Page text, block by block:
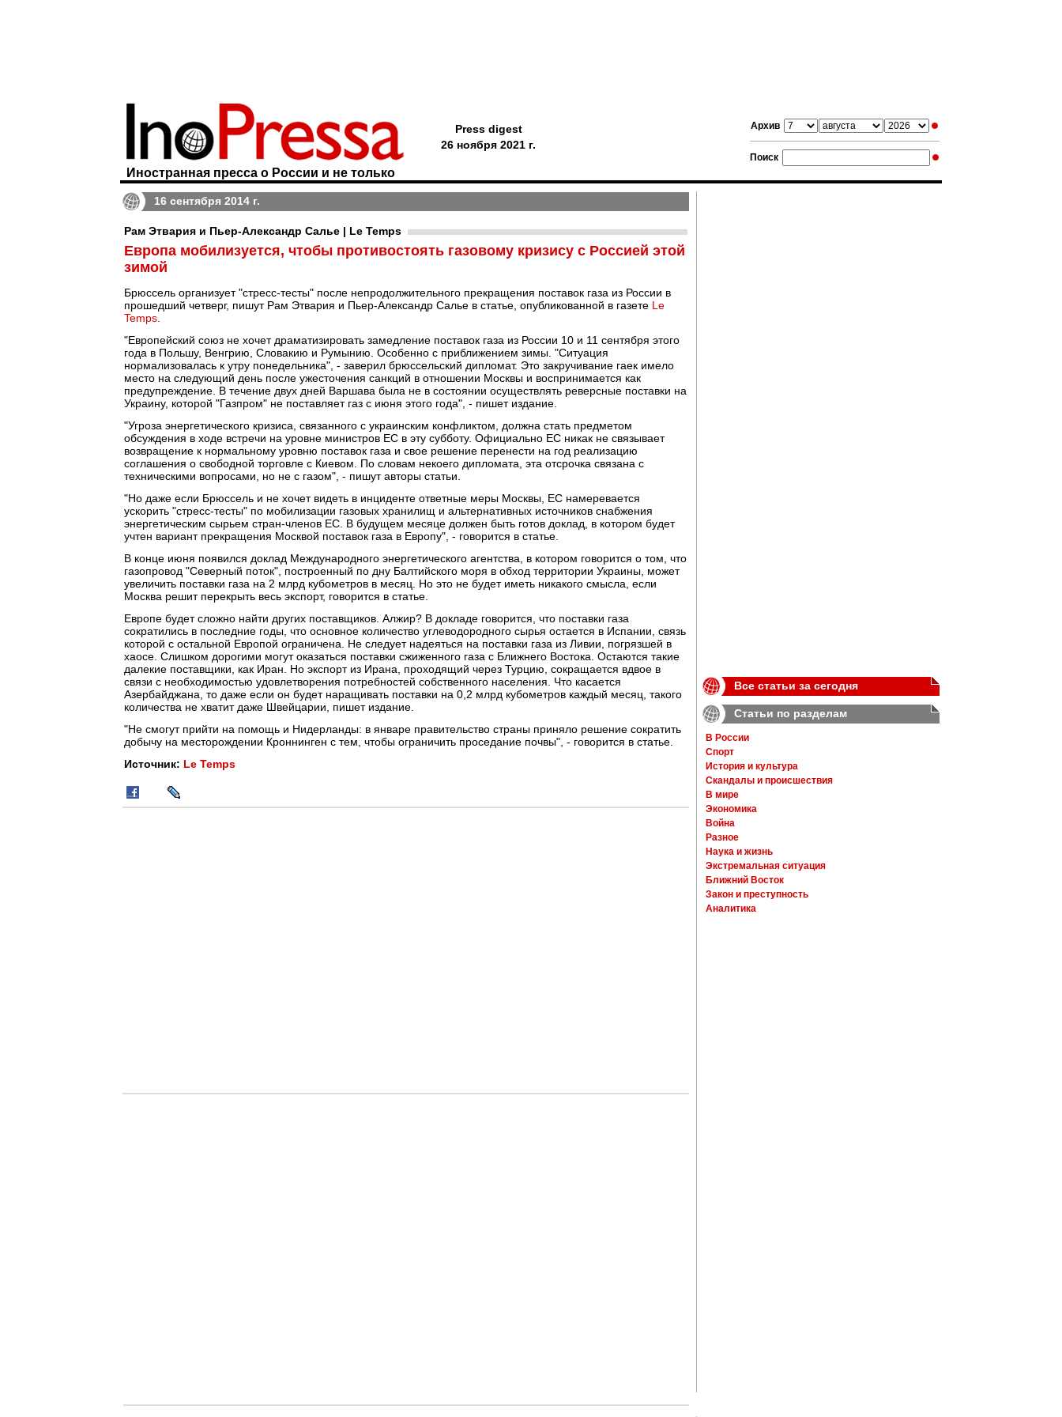
Архив
Поиск
Иностранная пресса о России и не только
Press digest
26 ноября 2021 г.
16 сентября 2014 г.
Рам Этвария и Пьер-Александр Салье | Le Temps
Европа мобилизуется, чтобы противостоять газовому кризису с Россией этой
зимой
Брюссель организует "стресс-тесты" после непродолжительного прекращения поставок газа из России в
прошедший четверг, пишут Рам Этвария и Пьер-Александр Салье в статье, опубликованной в газете Le
Temps
"Европейский союз не хочет драматизировать замедление поставок газа из России 10 и 11 сентября этого
года в Польшу, Венгрию, Словакию и Румынию. Особенно с приближением зимы. "Ситуация
нормализовалась к утру понедельника", - заверил брюссельский дипломат. Это закручивание гаек имело
место на следующий день после ужесточения санкций в отношении Москвы и воспринимается как
предупреждение. В течение двух дней Варшава была не в состоянии осуществлять реверсные поставки на
Украину, которой "Газпром" не поставляет газ с июня этого года", - пишет издание.
"Угроза энергетического кризиса, связанного с украинским конфликтом, должна стать предметом
обсуждения в ходе встречи на уровне министров ЕС в эту субботу. Официально ЕС никак не связывает
возвращение к нормальному уровню поставок газа и свое решение перенести на год реализацию
соглашения о свободной торговле с Киевом. По словам некоего дипломата, эта отсрочка связана с
техническими вопросами, но не с газом", - пишут авторы статьи.
"Но даже если Брюссель и не хочет видеть в инциденте ответные меры Москвы, ЕС намеревается
ускорить "стресс-тесты" по мобилизации газовых хранилищ и альтернативных источников снабжения
энергетическим сырьем стран-членов ЕС. В будущем месяце должен быть готов доклад, в котором будет
учтен вариант прекращения Москвой поставок газа в Европу", - говорится в статье.
В конце июня появился доклад Международного энергетического агентства, в котором говорится о том, что
газопровод "Северный поток", построенный по дну Балтийского моря в обход территории Украины, может
увеличить поставки газа на 2 млрд кубометров в месяц. Но это не будет иметь никакого смысла, если
Москва решит перекрыть весь экспорт, говорится в статье.
Европе будет сложно найти других поставщиков. Алжир? В докладе говорится, что поставки газа
сократились в последние годы, что основное количество углеводородного сырья остается в Испании, связь
которой с остальной Европой ограничена. Не следует надеяться на поставки газа из Ливии, погрязшей в
хаосе. Слишком дорогими могут оказаться поставки сжиженного газа с Ближнего Востока. Остаются такие
далекие поставщики, как Иран. Но экспорт из Ирана, проходящий через Турцию, сокращается вдвое в
связи с необходимостью удовлетворения потребностей собственного населения. Что касается
Азербайджана, то даже если он будет наращивать поставки на 0,2 млрд кубометров каждый месяц, такого
количества не хватит даже Швейцарии, пишет издание.
"Не смогут прийти на помощь и Нидерланды: в январе правительство страны приняло решение сократить
добычу на месторождении Кроннинген с тем, чтобы ограничить проседание почвы", - говорится в статье.
Источник: Le Temps
Все статьи за сегодня
Статьи по разделам
В России
Спорт
История и культура
Скандалы и происшествия
В мире
Экономика
Война
Разное
Наука и жизнь
Экстремальная ситуация
Ближний Восток
Закон и преступность
Аналитика